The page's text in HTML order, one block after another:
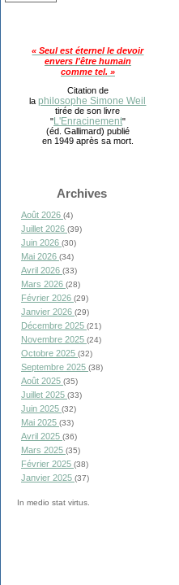
« Seul est éternel le devoir
envers l'être humain
comme tel. »
Citation de
laphilosophe Simone Weil
tirée de son livre
"L'Enracinement"
(éd. Gallimard) publié
en 1949 après sa mort.
Archives
Août 2026 (4)
Juillet 2026 (39)
Juin 2026 (30)
Mai 2026 (34)
Avril 2026 (33)
Mars 2026 (28)
Février 2026 (29)
Janvier 2026 (29)
Décembre 2025 (21)
Novembre 2025 (24)
Octobre 2025 (32)
Septembre 2025 (38)
Août 2025 (35)
Juillet 2025 (33)
Juin 2025 (32)
Mai 2025 (33)
Avril 2025 (36)
Mars 2025 (35)
Février 2025 (38)
Janvier 2025 (37)
In medio stat virtus.